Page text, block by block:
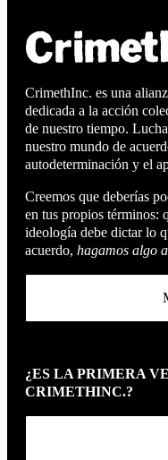
CrimethInc. es una
dedicada a la acción
de nuestro tiempo.
nuestro mundo de
autodeterminación y el
Creemos que deberías
en tus propios términos:
ideología debe dictar lo
acuerdo, hagamos algo
¿ES LA PRIMERA
CRIMETHINC.?